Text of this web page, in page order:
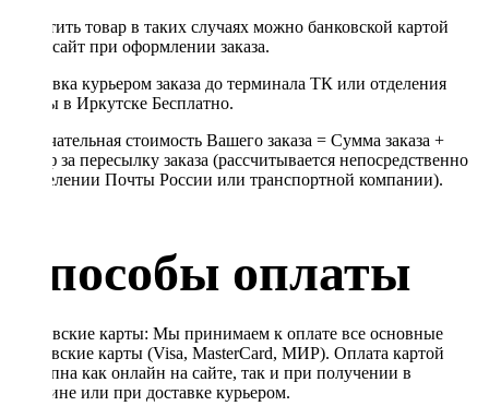
Оплатить товар в таких случаях можно банковской картой
через сайт при оформлении заказа.
Доставка курьером заказа до терминала ТК или отделения
Почты в Иркутске Бесплатно.
Окончательная стоимость Вашего заказа = Сумма заказа +
Тариф за пересылку заказа (рассчитывается непосредственно
в отделении Почты России или транспортной компании).
Способы оплаты
Банковские карты: Мы принимаем к оплате все основные
банковские карты (Visa, MasterCard, МИР). Оплата картой
доступна как онлайн на сайте, так и при получении в
магазине или при доставке курьером.